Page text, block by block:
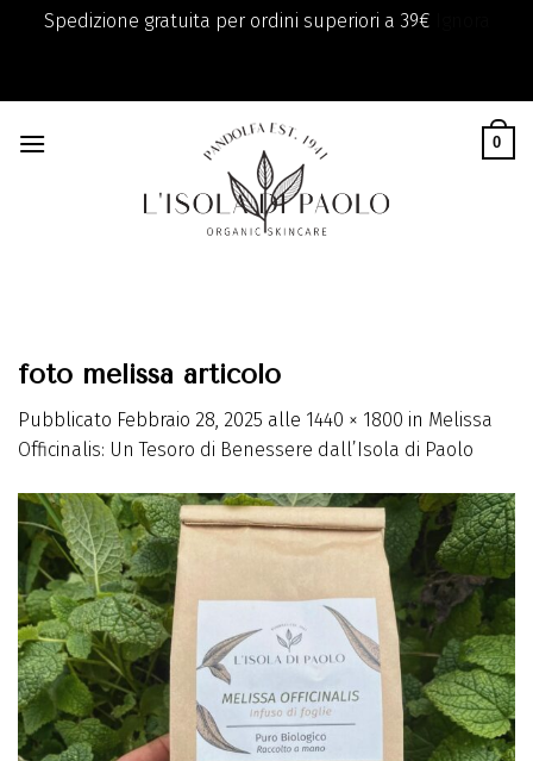
Spedizione gratuita per ordini superiori a 39€
content
0
foto melissa articolo
Pubblicato Febbraio 28, 2025 alle 1440 × 1800 in Melissa
Officinalis: Un Tesoro di Benessere dall’Isola di Paolo